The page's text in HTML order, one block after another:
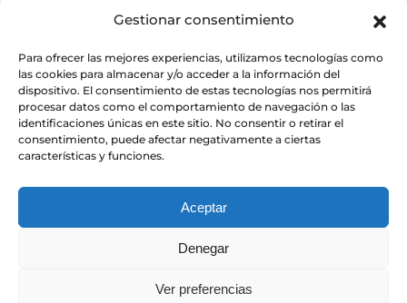
Gestionar consentimiento
Para ofrecer las mejores experiencias, utilizamos tecnologías como
las cookies para almacenar y/o acceder a la información del
dispositivo. El consentimiento de estas tecnologías nos permitirá
procesar datos como el comportamiento de navegación o las
identificaciones únicas en este sitio. No consentir o retirar el
consentimiento, puede afectar negativamente a ciertas
características y funciones.
Aceptar
Denegar
Ver preferencias
POLÍTICA DE PRIVACIDAD
Copyright ©
This site is made with love and chocolate